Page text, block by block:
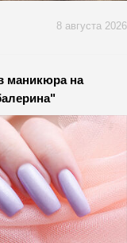
8 августа 2026
маникюра на